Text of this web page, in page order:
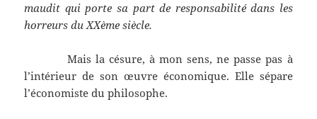
maudit qui porte sa part de responsabilité dans les
horreurs du XXème siècle.
Mais la césure, à mon sens, ne passe pas à
l’intérieur de son œuvre économique. Elle sépare
l’économiste du philosophe.